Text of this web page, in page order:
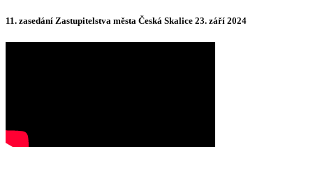
11. zasedání Zastupitelstva města Česká Skalice 23. září 2024